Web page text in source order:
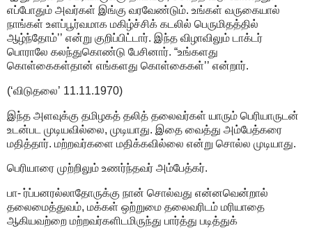
எப்போதும் அவர்கள் இங்கு வரவேண்டும். உங்கள் வருகையால்
நாங்கள் உளப்பூர்வமாக மகிழ்ச்சிக் கடலில் பெருமிதத்தில்
ஆழ்ந்தோம்’’ என்று குறிப்பிட்டார். இந்த விழாவிலும் டாக்டர்
பொராலே கலந்துகொண்டு பேசினார். “உங்களது
கொள்கைகள்தான் எங்களது கொள்கைகள்’’ என்றார்.
(‘விடுதலை’ 11.11.1970)
இந்த அளவுக்கு தமிழகத் தலித் தலைவர்கள் யாரும் பெரியாருடன்
உடன்பட முடியவில்லை, முடியாது. இதை வைத்து அம்பேத்கரை
மதித்தார். மற்றவர்களை மதிக்கவில்லை என்று சொல்ல முடியாது.
பெரியாரை முற்றிலும் உணர்ந்தவர் அம்பேத்கர்.
பா- ர்ப்பனரல்லாதோருக்கு நான் சொல்வது என்னவென்றால்
தலைமைத்துவம், மக்கள் ஒற்றுமை தலைவரிடம் மரியாதை
ஆகியவற்றை மற்றவர்களிடமிருந்து பார்த்து படித்துக்